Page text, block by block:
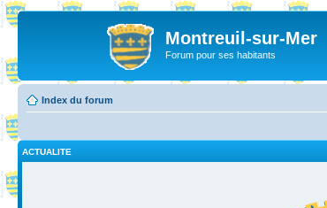
Montreuil-sur-Mer
Forum pour ses habitants
Index du forum
ACTUALITE